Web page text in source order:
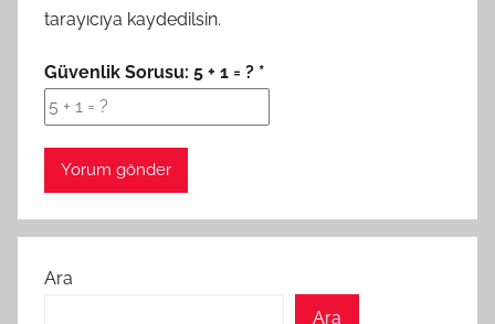
tarayıcıya kaydedilsin.
Güvenlik Sorusu: 5 + 1 = ? *
Ara
Ara